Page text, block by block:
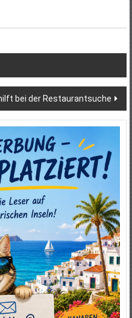
bei der Restaurantsuche